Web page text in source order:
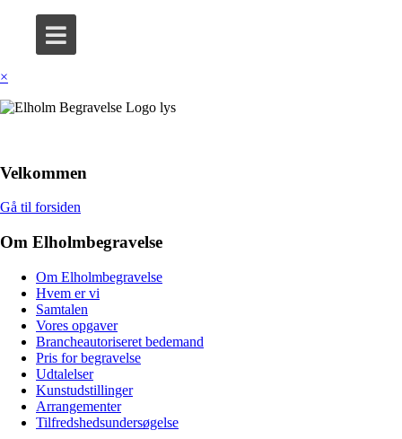
×
Velkommen
Gå til forsiden
Om Elholmbegravelse
Om Elholmbegravelse
Hvem er vi
Samtalen
Vores opgaver
Brancheautoriseret bedemand
Pris for begravelse
Udtalelser
Kunstudstillinger
Arrangementer
Tilfredshedsundersøgelse